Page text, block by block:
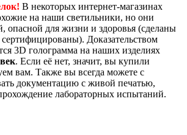
В некоторых интернет-магазинах
на наши светильники, но они
опасной для жизни и здоровья (сделаны
Доказательством
3D голограмма на наших изделиях
. Если её нет, значит, вы купили
вам. Также вы всегда можете с
документацию с живой печатью,
лабораторных испытаний.